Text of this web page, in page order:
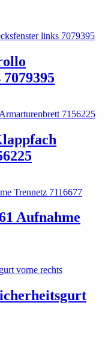
Aufnahme